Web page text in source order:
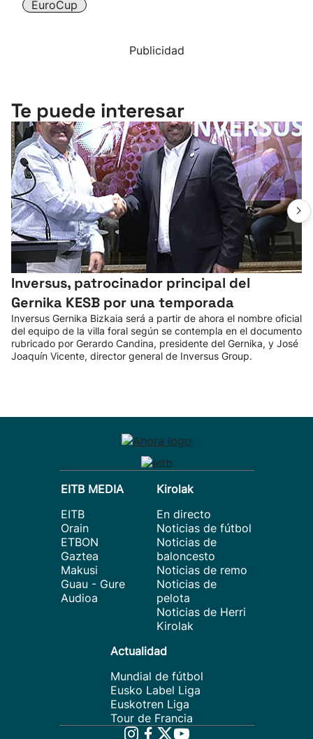
EuroCup
Publicidad
Te puede interesar
Inversus, patrocinador principal del
Gernika KESB por una temporada
Inversus Gernika Bizkaia será a partir de ahora el nombre oficial
del equipo de la villa foral según se contempla en el documento
rubricado por Gerardo Candina, presidente del Gernika, y José
Joaquín Vicente, director general de Inversus Group.
EITB MEDIA
EITB
Orain
ETBON
Gaztea
Makusi
Guau - Gure
Audioa
Kirolak
En directo
Noticias de fútbol
Noticias de
baloncesto
Noticias de remo
Noticias de
pelota
Noticias de Herri
Kirolak
Actualidad
Mundial de fútbol
Eusko Label Liga
Euskotren Liga
Tour de Francia